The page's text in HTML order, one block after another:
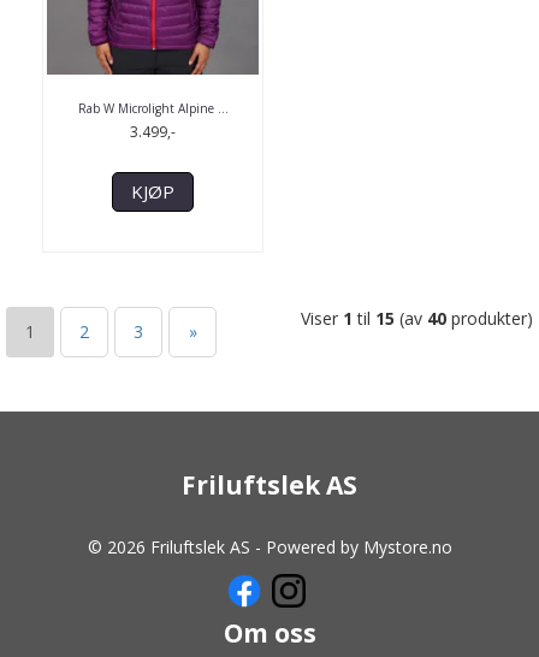
Rab W Microlight Alpine ...
3.499,-
KJØP
1 2 3 »
Viser 1 til 15 (av 40 produkter)
Friluftslek AS
© 2026 Friluftslek AS - Powered by Mystore.no
Om oss